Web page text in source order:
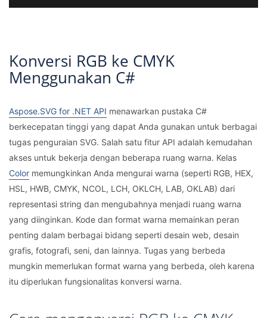
Konversi RGB ke CMYK
Menggunakan C#
Aspose.SVG for .NET API menawarkan pustaka C#
berkecepatan tinggi yang dapat Anda gunakan untuk berbagai
tugas penguraian SVG. Salah satu fitur API adalah kemudahan
akses untuk bekerja dengan beberapa ruang warna. Kelas
Color memungkinkan Anda mengurai warna (seperti RGB, HEX,
HSL, HWB, CMYK, NCOL, LCH, OKLCH, LAB, OKLAB) dari
representasi string dan mengubahnya menjadi ruang warna
yang diinginkan. Kode dan format warna memainkan peran
penting dalam berbagai bidang seperti desain web, desain
grafis, fotografi, seni, dan lainnya. Tugas yang berbeda
mungkin memerlukan format warna yang berbeda, oleh karena
itu diperlukan fungsionalitas konversi warna.